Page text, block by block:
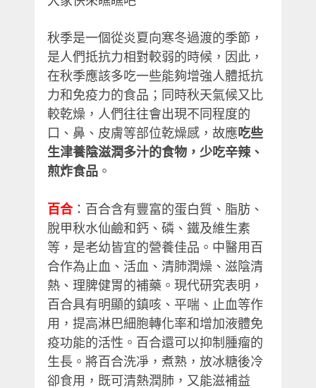
秋季是一個從炎夏向寒冬過渡的季節，
是人們抵抗力相對較弱的時候，因此，
在秋季應該多吃一些能夠增強人體抵抗
力和免疫力的食品；同時秋天氣候又比
較乾燥，人們往往會出現不同程度的
口、鼻、皮膚等部位乾燥感，故應吃些
生津養陰滋潤多汁的食物，少吃辛辣、
煎炸食品 。
百合：百合含有豐富的蛋白質、脂肪、
脫甲秋水仙鹼和鈣、磷、鐵及維生素
等，是老幼皆宜的營養佳品。中醫用百
合作為止血、活血、清肺潤燥、滋陰清
熱、理脾健胃的補藥。現代研究表明，
百合具有明顯的鎮咳、平喘、止血等作
用，提高淋巴細胞轉化率和增加液體免
疫功能的活性。百合還可以抑制腫瘤的
生長。將百合洗凈，煮熟，放冰糖後冷
卻食用，既可清熱潤肺，又能滋補益